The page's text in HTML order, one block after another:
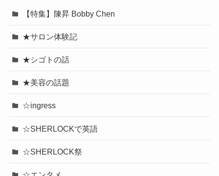
【特集】陳昇 Bobby Chen
★サロン体験記
★シゴトの話
★美容の話題
☆ingress
☆SHERLOCKで英語
☆SHERLOCK祭